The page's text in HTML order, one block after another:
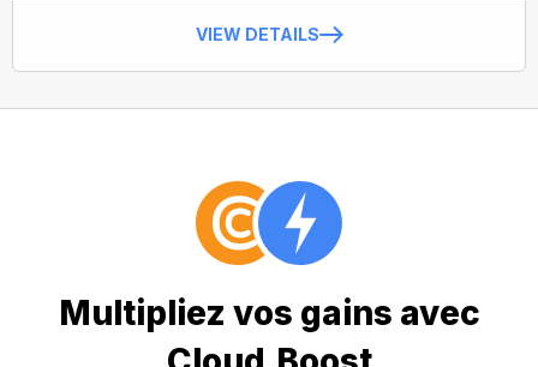
VIEW DETAILS
Multipliez vos gains avec